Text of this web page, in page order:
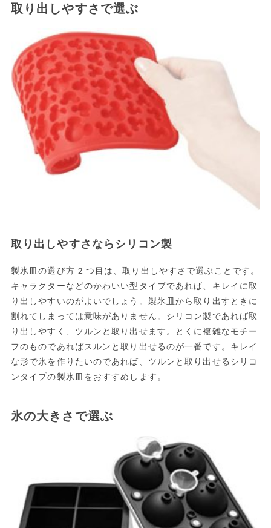
取り出しやすさで選ぶ
取り出しやすさならシリコン製
製氷皿の選び方2つ目は、取り出しやすさで選ぶことです。
キャラクターなどのかわいい型タイプであれば、キレイに取
り出しやすいのがよいでしょう。製氷皿から取り出すときに
割れてしまっては意味がありません。シリコン製であれば取
り出しやすく、ツルンと取り出せます。とくに複雑なモチー
フのものであればスルンと取り出せるのが一番です。キレイ
な形で氷を作りたいのであれば、ツルンと取り出せるシリコ
ンタイプの製氷皿をおすすめします。
氷の大きさで選ぶ